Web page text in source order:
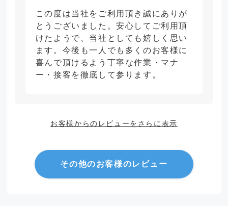
この度は当社をご利用頂き誠にありが
とうございました。安心してご利用頂
けたようで、当社としても嬉しく思い
ます。今後も一人でも多くのお客様に
喜んで頂けるよう丁寧な作業・マナ
ー・接客を徹底して参ります。
お客様からのレビューをさらに表示
その他のお客様のレビュー